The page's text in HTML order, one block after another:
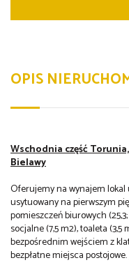
OPIS
Wschodnia część
Bielawy
Oferujemy na wynajem lokal
usytuowany na pierwszym
pomieszczeń biurowych (25,3;
socjalne (7,5 m2), toaleta
bezpośrednim wejściem z
bezpłatne miejsca postojowe.